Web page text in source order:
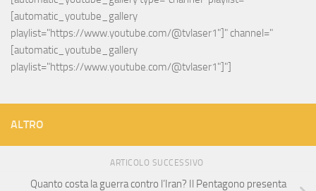
[automatic_youtube_gallery
playlist="https://www.youtube.com/@tvlaser1"]" channel="
[automatic_youtube_gallery
playlist="https://www.youtube.com/@tvlaser1"]"]
ALTRO
ARTICOLO SUCCESSIVO
Quanto costa la guerra contro l’Iran? Il Pentagono presenta